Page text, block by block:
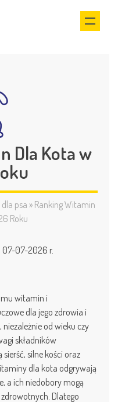
Dla Kota w
psa » Ranking Witamin
Roku
07-07-2026 r.
witamin i
dla jego zdrowia i
od wieku czy
składników
silne kości oraz
dla kota odgrywają
a ich niedobory mogą
Dlatego